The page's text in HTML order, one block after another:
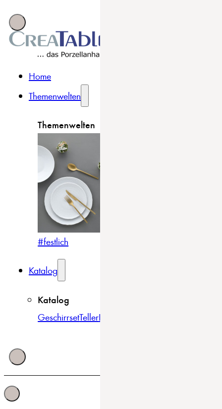
Home
Themenwelten
Themenwelten
#festlich
Katalog
Katalog
GeschirrsetTellerBowls & Schüsseln